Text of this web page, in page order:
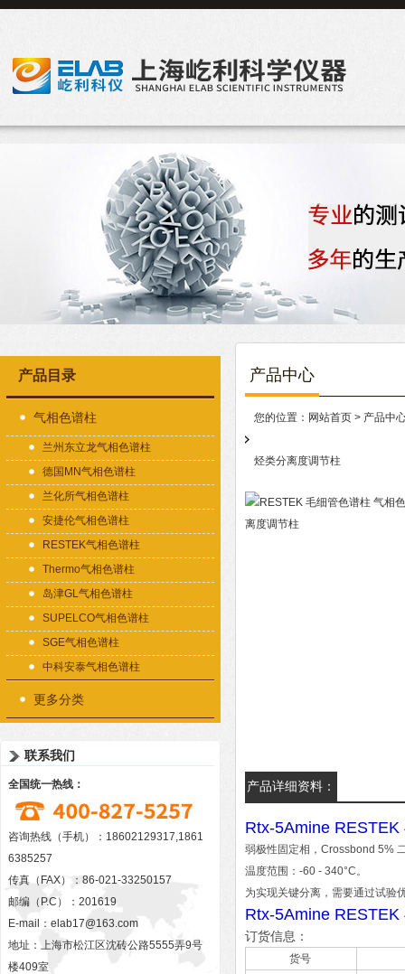
产品目录
气相色谱柱
兰州东立龙气相色谱柱
德国MN气相色谱柱
兰化所气相色谱柱
安捷伦气相色谱柱
RESTEK气相色谱柱
Thermo气相色谱柱
岛津GL气相色谱柱
SUPELCO气相色谱柱
SGE气相色谱柱
中科安泰气相色谱柱
更多分类
联系我们
全国统一热线：
咨询热线（手机）：18602129317,1861
6385257
传真（FAX）：86-021-33250157
邮编（P.C）：201619
E-mail： elab17@163.com
地址：上海市松江区沈砖公路5555弄9号
楼409室
产品中心
您的位置： 网站首页 > 产品中
烃类分离度调节柱
产品详细资料：
Rtx-5Amine
弱极性固定相，Crossbond 5%
温度范围：-60 - 340°C。
为实现关键分离，需要通过试验
Rtx-5Amine
订货信息：
货号